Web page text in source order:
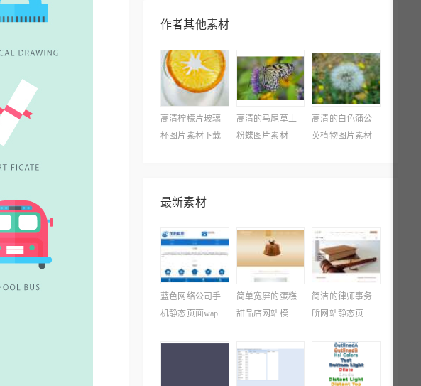
作者其他素材
高清柠檬片玻璃
杯图片素材下载
高清的马尾草上
粉蝶图片素材
高清的白色蒲公
英植物图片素材
最新素材
蓝色网络公司手
机静态页面wap模
简单宽屏的蛋糕
甜品店网站模板ht
简洁的律师事务
所网站静态页面